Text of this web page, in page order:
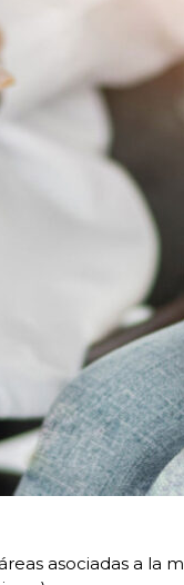
asociadas a la